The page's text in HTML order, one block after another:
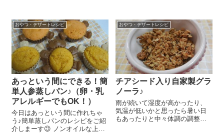
ノーラをちょこっとアレンジし
て簡単おやつを作ってみました
～ 板チョコ 60gを刻んで耐熱
の器...
り外してよく洗います。鍋に
1.8Lの水を沸かし、沸いたら赤
しその葉を...
おやつ・デザートレシピ
あっという間にできる！簡
単人参蒸しパン♪（卵・乳
アレルギーでもOK！）
今日はあっという間に作れちゃ
う♪簡単蒸しパンのレシピをご紹
介しまーす😉 ノンオイルな上
おやつ・デザートレシピ
チアシード入り自家製グラ
ノーラ♪
雨が続いて湿度が高かったり、
気温が低いかと思ったら暑い日
もあったりと中々体調の調整が